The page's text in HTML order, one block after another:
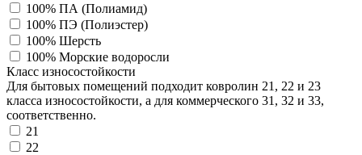
100% ПА (Полиамид)
100% ПЭ (Полиэстер)
100% Шерсть
100% Морские водоросли
Класс износостойкости
Для бытовых помещений подходит ковролин 21, 22 и 23
класса износостойкости, а для коммерческого 31, 32 и 33,
соответственно.
21
22